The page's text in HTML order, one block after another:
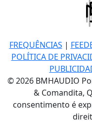
FREQUÊNCIAS |
POLÍTICA DE
© 2026 BMHAUDIO
& Comandita,
consentimento é